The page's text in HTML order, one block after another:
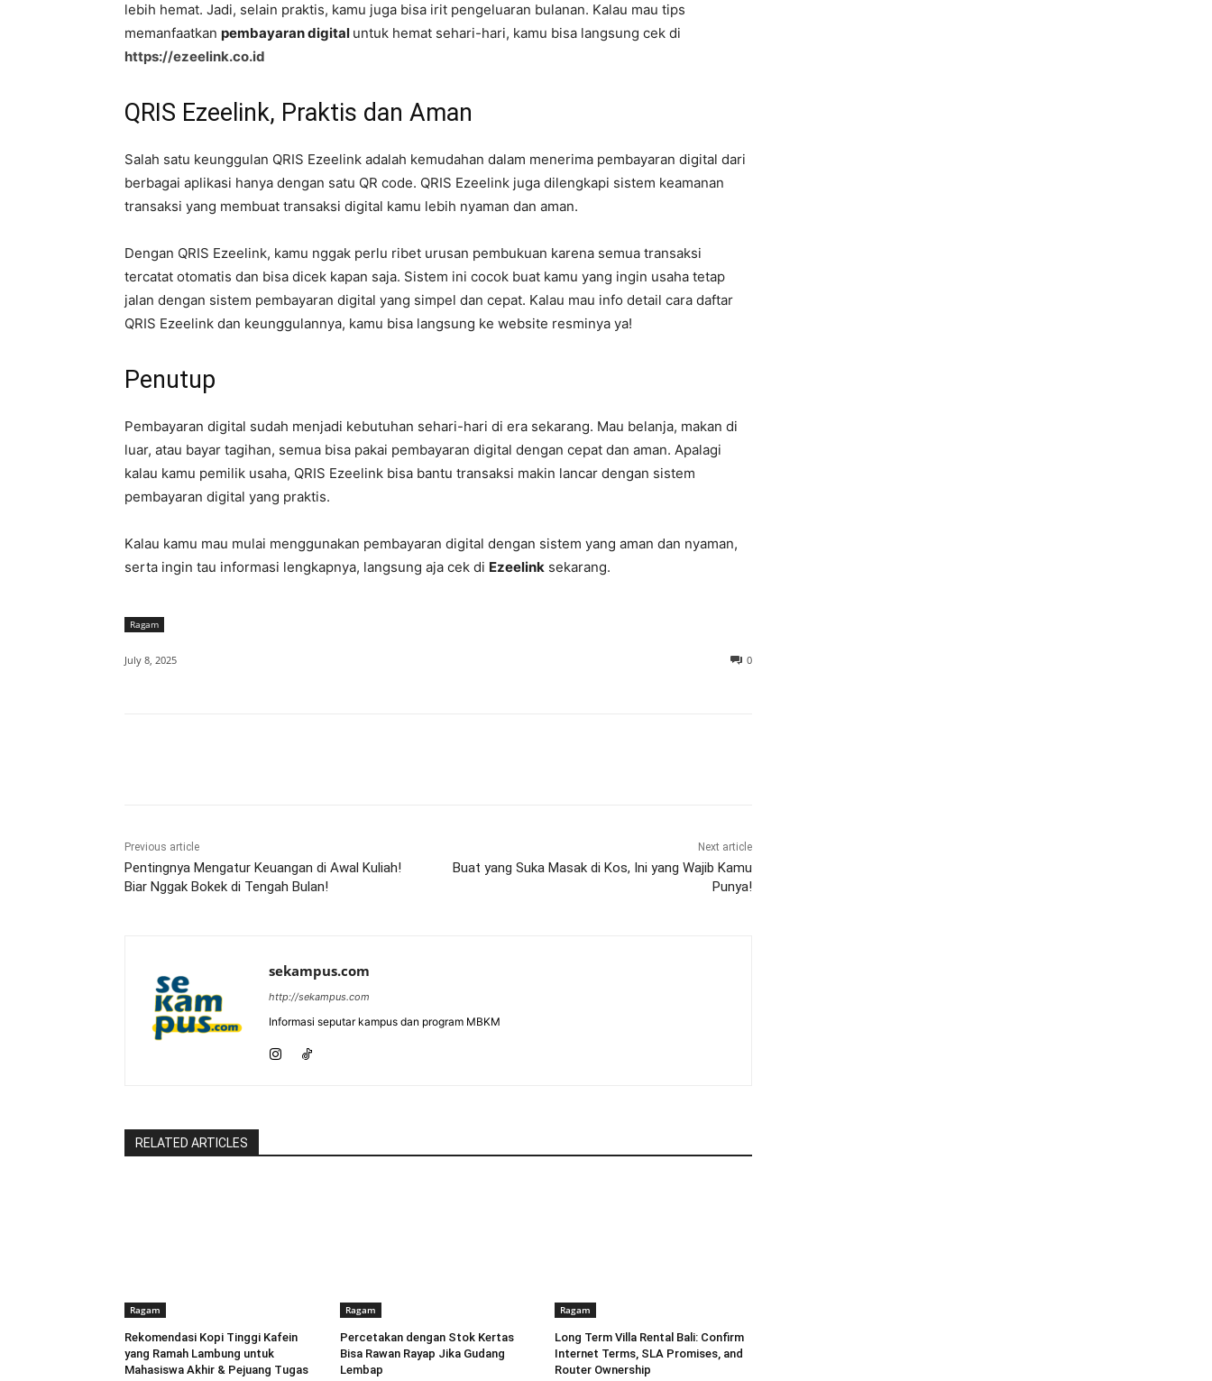
lebih hemat. Jadi, selain praktis, kamu juga bisa irit pengeluaran bulanan. Kalau mau tips
memanfaatkan pembayaran digital untuk hemat sehari-hari, kamu bisa langsung cek di
https://ezeelink.co.id
QRIS Ezeelink, Praktis dan Aman
Salah satu keunggulan QRIS Ezeelink adalah kemudahan dalam menerima pembayaran digital dari
berbagai aplikasi hanya dengan satu QR code. QRIS Ezeelink juga dilengkapi sistem keamanan
transaksi yang membuat transaksi digital kamu lebih nyaman dan aman.
Dengan QRIS Ezeelink, kamu nggak perlu ribet urusan pembukuan karena semua transaksi
tercatat otomatis dan bisa dicek kapan saja. Sistem ini cocok buat kamu yang ingin usaha tetap
jalan dengan sistem pembayaran digital yang simpel dan cepat. Kalau mau info detail cara daftar
QRIS Ezeelink dan keunggulannya, kamu bisa langsung ke website resminya ya!
Penutup
Pembayaran digital sudah menjadi kebutuhan sehari-hari di era sekarang. Mau belanja, makan di
luar, atau bayar tagihan, semua bisa pakai pembayaran digital dengan cepat dan aman. Apalagi
kalau kamu pemilik usaha, QRIS Ezeelink bisa bantu transaksi makin lancar dengan sistem
pembayaran digital yang praktis.
Kalau kamu mau mulai menggunakan pembayaran digital dengan sistem yang aman dan nyaman,
serta ingin tau informasi lengkapnya, langsung aja cek di Ezeelink sekarang.
Ragam
0
July 8, 2025
Previous article
Pentingnya Mengatur Keuangan di Awal Kuliah!
Biar Nggak Bokek di Tengah Bulan!
Next article
Buat yang Suka Masak di Kos, Ini yang Wajib Kamu
Punya!
sekampus.com
http://sekampus.com
Informasi seputar kampus dan program MBKM
RELATED ARTICLES
Ragam
Rekomendasi Kopi Tinggi Kafein
yang Ramah Lambung untuk
Mahasiswa Akhir & Pejuang Tugas
Ragam
Percetakan dengan Stok Kertas
Bisa Rawan Rayap Jika Gudang
Lembap
Ragam
Long Term Villa Rental Bali: Confirm
Internet Terms, SLA Promises, and
Router Ownership